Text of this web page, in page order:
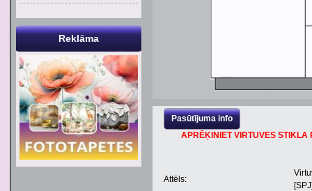
Pasūtījuma info
APRĒĶINIET VIRTUVES
Attēls:
Reklāma